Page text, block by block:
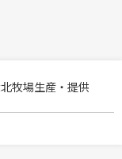
牧場生産・提供